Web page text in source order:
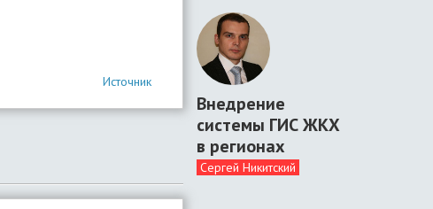
Источник
Внедрение
системы ГИС ЖКХ
в регионах
Сергей Никитский